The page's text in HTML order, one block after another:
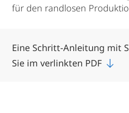
für den randlosen
Eine Schritt-Anleitung mit
Sie im verlinkten PDF